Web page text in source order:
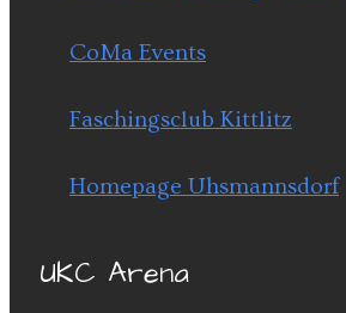
CoMa Events
Faschingsclub Kittlitz
Homepage Uhsmannsdorf
UKC Arena